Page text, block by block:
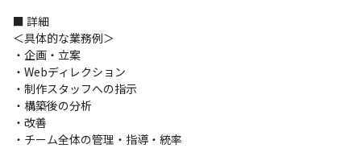
■ 詳細
＜具体的な業務例＞
・企画・立案
・Webディレクション
・制作スタッフへの指示
・構築後の分析
・改善
・チーム全体の管理・指導・統率